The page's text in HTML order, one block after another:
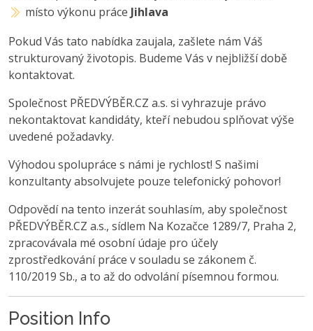
místo výkonu práce Jihlava
Pokud Vás tato nabídka zaujala, zašlete nám Váš
strukturovaný životopis. Budeme Vás v nejbližší době
kontaktovat.
Společnost PŘEDVÝBĚR.CZ a.s. si vyhrazuje právo
nekontaktovat kandidáty, kteří nebudou splňovat výše
uvedené požadavky.
Výhodou spolupráce s námi je rychlost! S našimi
konzultanty absolvujete pouze telefonický pohovor!
Odpovědí na tento inzerát souhlasím, aby společnost
PŘEDVÝBĚR.CZ a.s., sídlem Na Kozačce 1289/7, Praha 2,
zpracovávala mé osobní údaje pro účely
zprostředkování práce v souladu se zákonem č.
110/2019 Sb., a to až do odvolání písemnou formou.
Position Info